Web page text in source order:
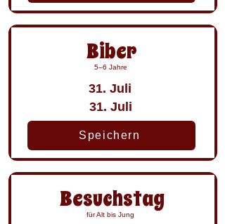
Biber
5–6 Jahre
31. Juli
31. Juli
Speichern
Besuchstag
für Alt bis Jung